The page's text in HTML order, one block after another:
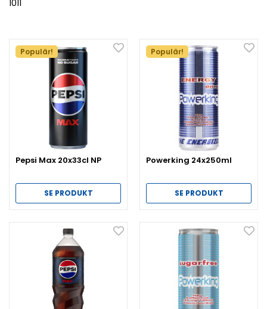
1011
Populär!
Pepsi Max 20x33cl NP
SE PRODUKT
Populär!
Powerking 24x250ml
SE PRODUKT